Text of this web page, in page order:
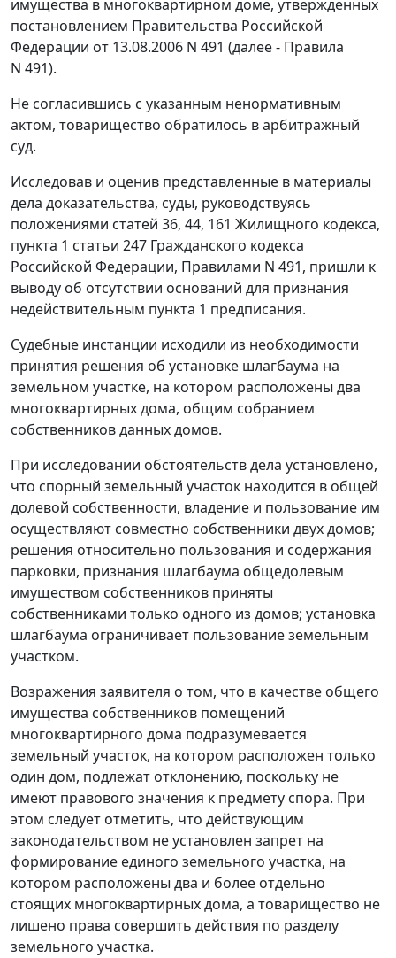
имущества в многоквартирном доме, утвержденных
постановлением Правительства Российской
Федерации от 13.08.2006 N 491 (далее - Правила
N 491).
Не согласившись с указанным ненормативным
актом, товарищество обратилось в арбитражный
суд.
Исследовав и оценив представленные в материалы
дела доказательства, суды, руководствуясь
положениями статей 36, 44, 161 Жилищного кодекса,
пункта 1 статьи 247 Гражданского кодекса
Российской Федерации, Правилами N 491, пришли к
выводу об отсутствии оснований для признания
недействительным пункта 1 предписания.
Судебные инстанции исходили из необходимости
принятия решения об установке шлагбаума на
земельном участке, на котором расположены два
многоквартирных дома, общим собранием
собственников данных домов.
При исследовании обстоятельств дела установлено,
что спорный земельный участок находится в общей
долевой собственности, владение и пользование им
осуществляют совместно собственники двух домов;
решения относительно пользования и содержания
парковки, признания шлагбаума общедолевым
имуществом собственников приняты
собственниками только одного из домов; установка
шлагбаума ограничивает пользование земельным
участком.
Возражения заявителя о том, что в качестве общего
имущества собственников помещений
многоквартирного дома подразумевается
земельный участок, на котором расположен только
один дом, подлежат отклонению, поскольку не
имеют правового значения к предмету спора. При
этом следует отметить, что действующим
законодательством не установлен запрет на
формирование единого земельного участка, на
котором расположены два и более отдельно
стоящих многоквартирных дома, а товарищество не
лишено права совершить действия по разделу
земельного участка.